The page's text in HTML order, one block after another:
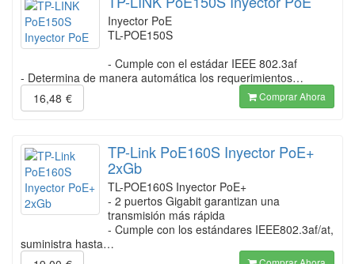
Inyector PoE
TL-POE150S
- Cumple con el estádar IEEE 802.3af
- Determina de manera automática los requerimientos…
16,48 € Comprar Ahora
TP-Link PoE160S Inyector PoE+
2xGb
TL-POE160S Inyector PoE+
- 2 puertos Gigabit garantizan una
transmisión más rápida
- Cumple con los estándares IEEE802.3af/at,
suministra hasta…